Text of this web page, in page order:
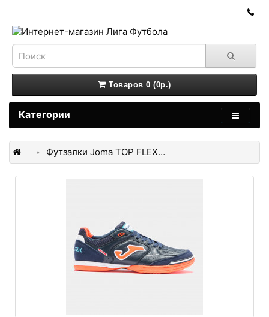
Товаров 0 (0р.)
Категории
Футзалки Joma TOP FLEX TOPS.2103.IN